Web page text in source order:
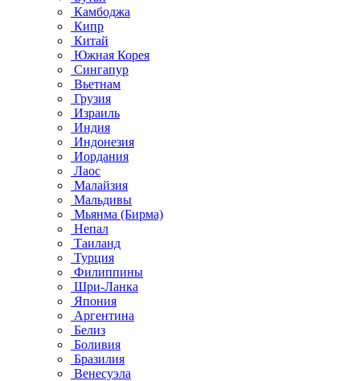
Камбоджа
Кипр
Китай
Южная Корея
Сингапур
Вьетнам
Грузия
Израиль
Индия
Индонезия
Иордания
Лаос
Малайзия
Мальдивы
Мьянма (Бирма)
Непал
Таиланд
Турция
Филиппины
Шри-Ланка
Япония
Аргентина
Белиз
Боливия
Бразилия
Венесуэла